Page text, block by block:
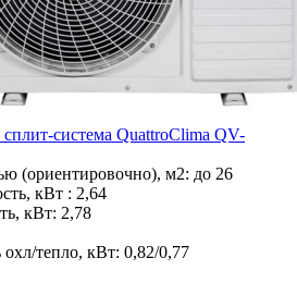
система QuattroClima QV-
(ориентировочно), м2: до 26
кВт : 2,64
кВт: 2,78
тепло, кВт: 0,82/0,77